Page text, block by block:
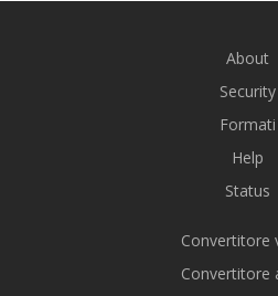
About
Security
Formati
Help
Status
Convertitore
Convertitore